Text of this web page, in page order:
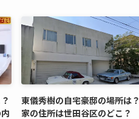
東儀秀樹の自宅豪邸の場所は？
家の住所は世田谷区のどこ？